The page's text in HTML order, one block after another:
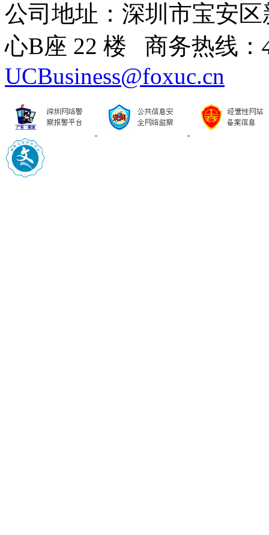
公司地址：深圳市宝安
心B座 22 楼 商务热线：
UCBusiness@foxuc.cn